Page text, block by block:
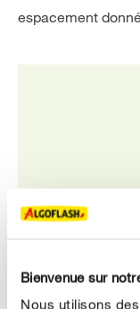
Bienvenue sur
Nous utilisons
espacement
Notre conseil
Semez au fil des